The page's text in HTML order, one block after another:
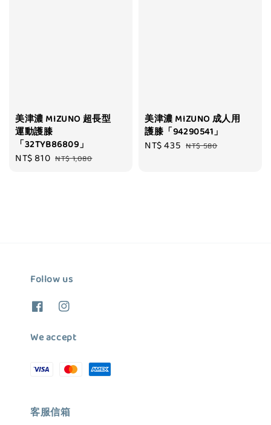
美津濃 MIZUNO 超長型
運動護膝
「32TYB86809」
Sale
NT$ 810 Regular
NT$ 1,080
美津濃 MIZUNO 成人用
護膝「94290541」
Sale
NT$ 435 Regular
NT$ 580
Follow us
We accept
客服信箱